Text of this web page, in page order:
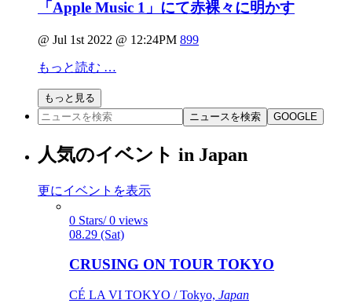
「Apple Music 1」にて赤裸々に明かす
@ Jul 1st 2022 @ 12:24PM 899
もっと読む …
もっと見る
ニュースを検索
GOOGLE
人気のイベント in Japan
更にイベントを表示
0 Stars/ 0 views
08.29 (Sat)
CRUSING ON TOUR TOKYO
CÉ LA VI TOKYO / Tokyo, Japan